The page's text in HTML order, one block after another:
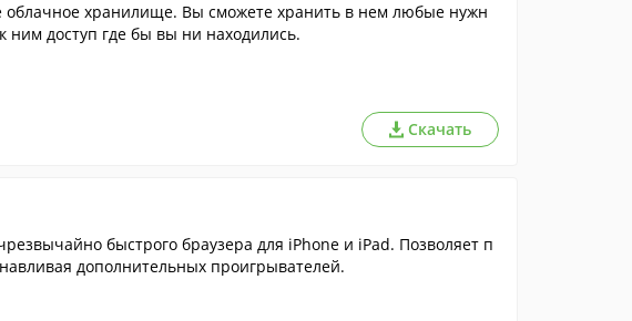
облачное хранилище. Вы сможете хранить в нем любые нужн
доступ где бы вы ни находились.
Скачать
быстрого браузера для iPhone и iPad. Позволяет п
дополнительных проигрывателей.